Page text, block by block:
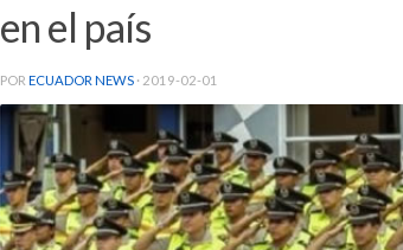
en el país
POR ECUADOR NEWS · 2019-02-01